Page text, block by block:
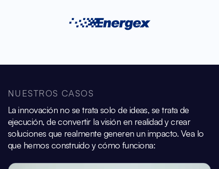
NUESTROS CASOS
La innovación no se trata solo de ideas, se trata de
ejecución, de convertir la visión en realidad y crear
soluciones que realmente generen un impacto. Vea lo
que hemos construido y cómo funciona: